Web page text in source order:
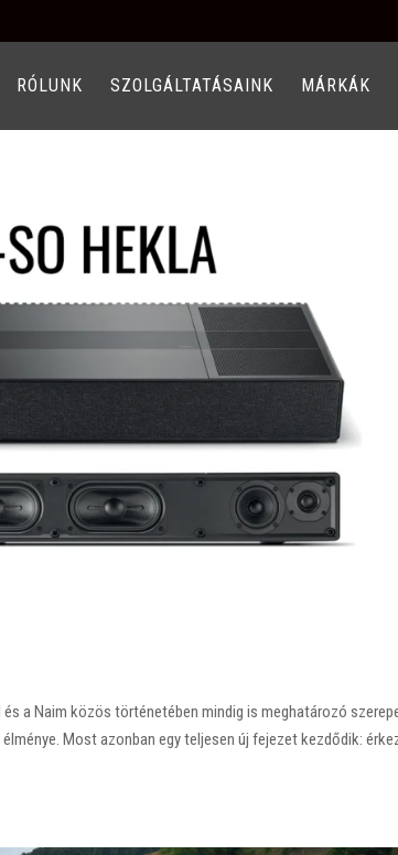
RÓLUNK SZOLGÁLTATÁSAINK MÁRKÁK
a Naim közös történetében mindig is meghatározó
Most azonban egy teljesen új fejezet kezdődik: